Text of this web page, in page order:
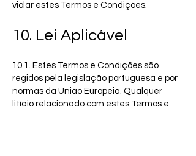
violar estes Termos e Condições.
10. Lei Aplicável
10.1. Estes Termos e Condições são
regidos pela legislação portuguesa e por
normas da União Europeia. Qualquer
litígio relacionado com estes Termos e